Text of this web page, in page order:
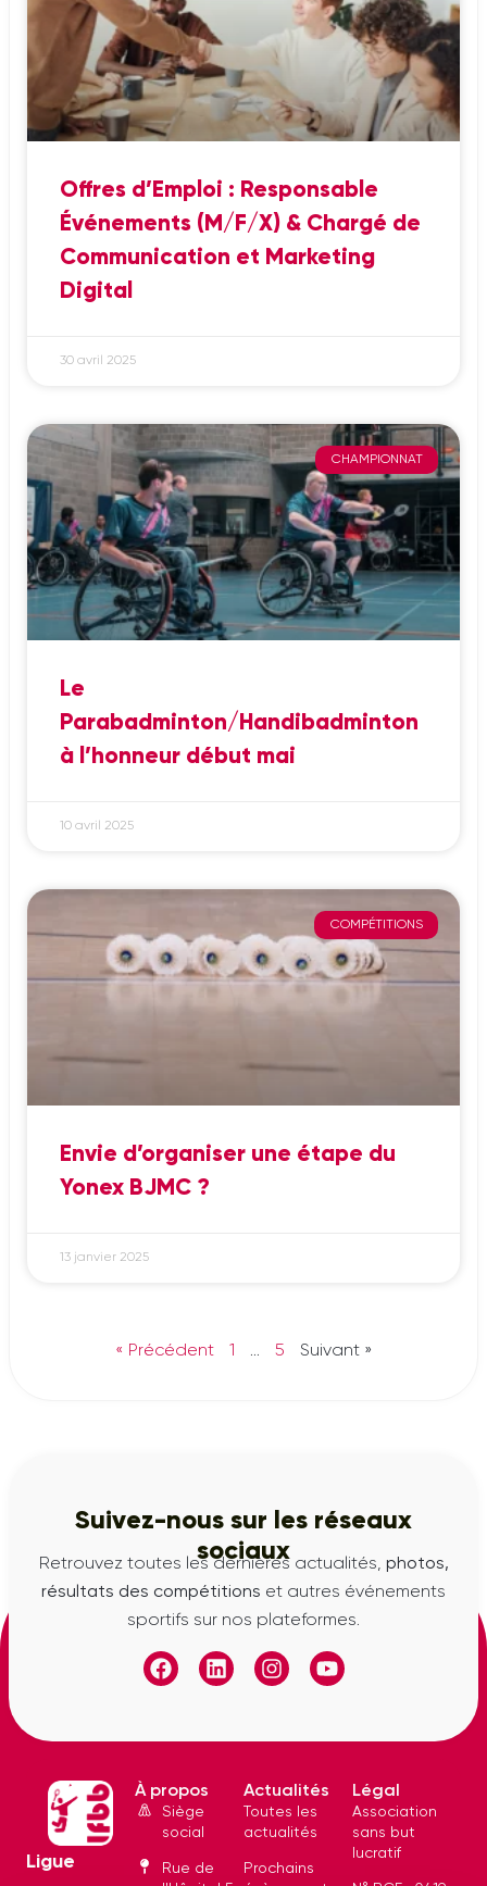
Offres d’Emploi : Responsable
Événements (M/F/X) & Chargé de
Communication et Marketing
Digital
30 avril 2025
CHAMPIONNAT
Le
Parabadminton/Handibadminton
à l’honneur début mai
10 avril 2025
COMPÉTITIONS
Envie d’organiser une étape du
Yonex BJMC ?
13 janvier 2025
« Précédent 1 … 5 Suivant »
Suivez-nous sur les réseaux
sociaux
Retrouvez toutes les dernières actualités, photos,
résultats des compétitions et autres événements
sportifs sur nos plateformes.
Ligue
À propos
Siège
social
Rue de
Actualités
Toutes les
actualités
Prochains
Légal
Association
sans but
lucratif